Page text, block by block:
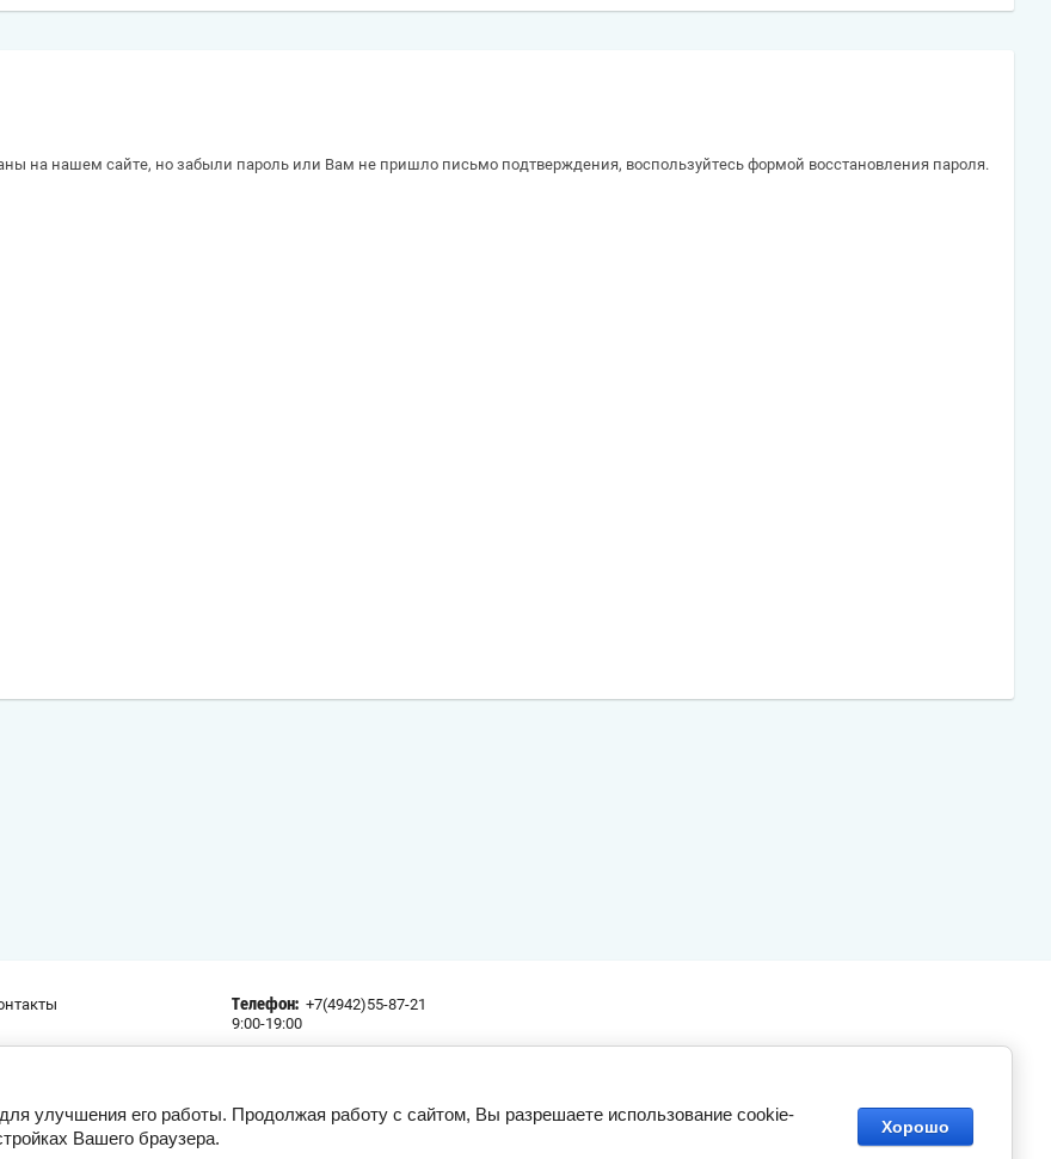
на нашем сайте, но забыли пароль или Вам не пришло письмо подтверждения, воспользуйтесь формой восстановления пароля.
Телефон: +7(4942)55-87-21
9:00-19:00
Мы в соц. сетях:
улучшения его работы. Продолжая работу с сайтом, Вы разрешаете использование cookie-
Вашего браузера.
Хорошо